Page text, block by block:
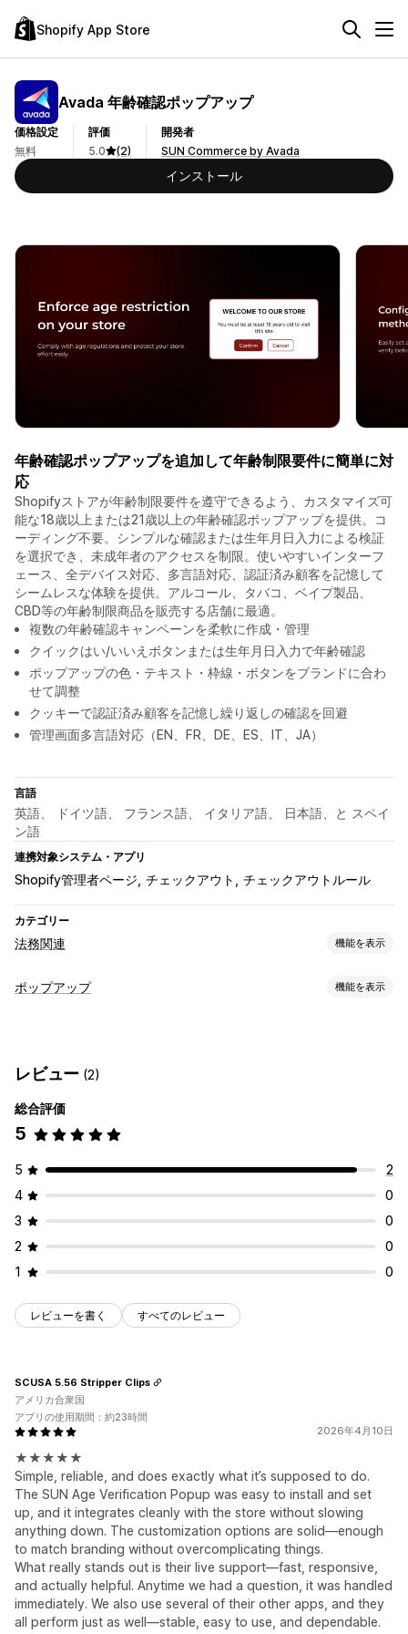
Shopify App Store
Avada 年齢確認ポップアップ
価格設定
無料
評価
5.0
(2)
開発者
SUN Commerce by Avada
インストール
年齢確認ポップアップを追加して年齢制限要件に簡単に対
応
Shopifyストアが年齢制限要件を遵守できるよう、カスタマイズ可
能な18歳以上または21歳以上の年齢確認ポップアップを提供。コ
ーディング不要。シンプルな確認または生年月日入力による検証
を選択でき、未成年者のアクセスを制限。使いやすいインターフ
ェース、全デバイス対応、多言語対応、認証済み顧客を記憶して
シームレスな体験を提供。アルコール、タバコ、ベイプ製品、
CBD等の年齢制限商品を販売する店舗に最適。
複数の年齢確認キャンペーンを柔軟に作成・管理
クイックはい/いいえボタンまたは生年月日入力で年齢確認
ポップアップの色・テキスト・枠線・ボタンをブランドに合わ
せて調整
クッキーで認証済み顧客を記憶し繰り返しの確認を回避
管理画面多言語対応（EN、FR、DE、ES、IT、JA）
言語
英語、 ドイツ語、 フランス語、 イタリア語、 日本語、と スペイ
ン語
連携対象システム・アプリ
Shopify管理者ページ チェックアウト チェックアウトルール
カテゴリー
法務関連 機能を表示
コンプライアンス
ポップアップ
ポップアップ 機能を表示
レビュー (2)
総合評価
5
5
2
4
0
3
0
2
0
1
0
レビューを書く すべてのレビュー
2026年4月10日
★★★★★
Simple, reliable, and does exactly what it’s supposed to do.
The SUN Age Verification Popup was easy to install and set
up, and it integrates cleanly with the store without slowing
anything down. The customization options are solid—enough
to match branding without overcomplicating things.
What really stands out is their live support—fast, responsive,
and actually helpful. Anytime we had a question, it was handled
immediately. We also use several of their other apps, and they
all perform just as well—stable, easy to use, and dependable.
SCUSA 5.56 Stripper Clips
アメリカ合衆国
アプリの使用期間：約23時間